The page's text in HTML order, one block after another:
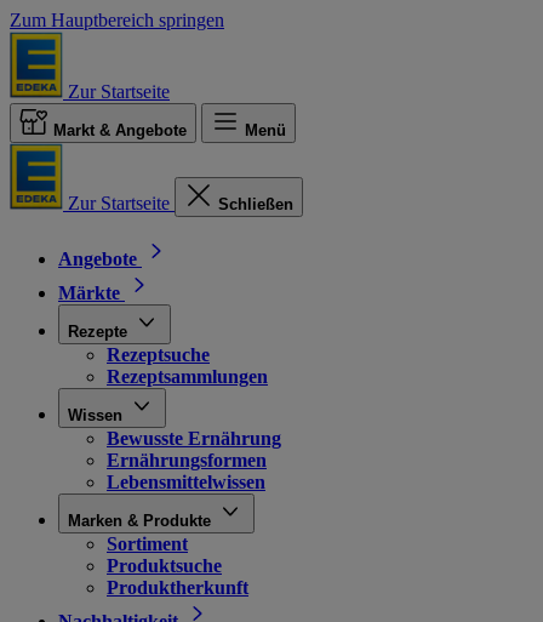
Zum Hauptbereich springen
Zur Startseite
Markt & Angebote Menü
Zur Startseite Schließen
Angebote
Märkte
Rezepte
Rezeptsuche
Rezeptsammlungen
Wissen
Bewusste Ernährung
Ernährungsformen
Lebensmittelwissen
Marken & Produkte
Sortiment
Produktsuche
Produktherkunft